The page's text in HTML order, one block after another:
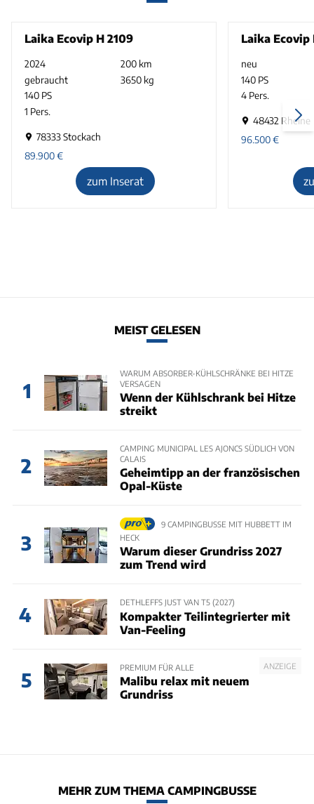
Laika Ecovip H 2109
2024
200 km
gebraucht
3650 kg
140 PS
1 Pers.
78333 Stockach
89.900€
zum Inserat
Laika Ecovip
neu
140 PS
4 Pers.
48432 Rheine
96.500€
MEIST GELESEN
1
WARUM ABSORBER-KÜHLSCHRÄNKE BEI HITZE
VERSAGEN
Wenn der Kühlschrank bei Hitze
streikt
2
CAMPING MUNICIPAL LES AJONCS SÜDLICH VON
CALAIS
Geheimtipp an der französischen
Opal-Küste
3
9 CAMPINGBUSSE MIT HUBBETT IM
HECK
Warum dieser Grundriss 2027
zum Trend wird
4
DETHLEFFS JUST VAN T5 (2027)
Kompakter Teilintegrierter mit
Van-Feeling
5
ANZEIGE
PREMIUM FÜR ALLE
Malibu relax mit neuem
Grundriss
MEHR ZUM THEMA CAMPINGBUSSE